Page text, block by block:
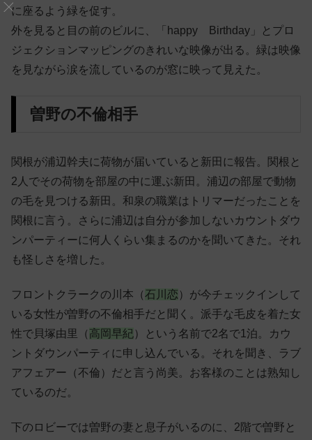
に座るよう緑を促す。
外を見ると目の前のビルに、「happy Birthday」とプロ
ジェクションマッピングのきれいな映像が出る。緑は映像
を見ながら涙を流しているのが窓に映って見えた。
曽野の不倫相手
関根が浦辺幹夫に荷物が届いていると新田に報告。関根と
2人でその荷物を部屋の中に運ぶ新田。浦辺の部屋で動物
の毛を見つける新田。和泉の職業はトリマーだったことを
関根に言う。さらに浦辺は自分が参加しないカウントダウ
ンパーティーに何人くらい集まるのかを聞いてきた。それ
も怪しさを増した。
フロントクラークの川本（石川恋 ） が今チェックインして
いる女性が曽野の不倫相手だと聞く。派手な毛皮を着た女
性で貝塚由里（ 高岡早紀）という名前で2名で1泊。カウ
ントダウンパーティに申し込んでいる。それを聞き、ラブ
アフェアー（不倫）だと言う尚美。お客様のことは熟知し
ているのだ。
下のロビーでは曽野の妻と息子がいるのに、2階で曽野と